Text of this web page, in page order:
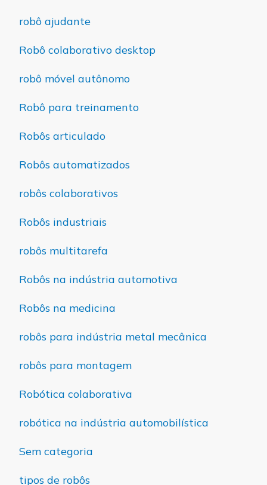
robô ajudante
Robô colaborativo desktop
robô móvel autônomo
Robô para treinamento
Robôs articulado
Robôs automatizados
robôs colaborativos
Robôs industriais
robôs multitarefa
Robôs na indústria automotiva
Robôs na medicina
robôs para indústria metal mecânica
robôs para montagem
Robótica colaborativa
robótica na indústria automobilística
Sem categoria
tipos de robôs